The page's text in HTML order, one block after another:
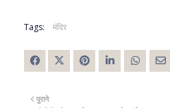
Tags: मंदिर
पुराने